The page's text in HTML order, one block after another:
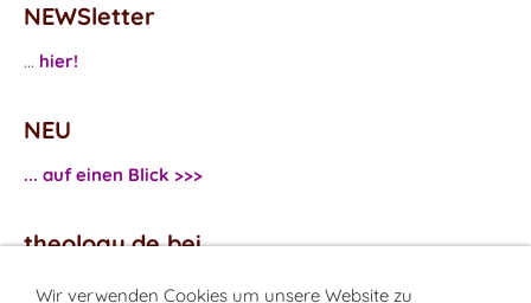
NEWSletter
... hier!
NEU
... auf einen Blick >>>
theology.de bei
...Facebook
Wir verwenden Cookies um unsere Website zu